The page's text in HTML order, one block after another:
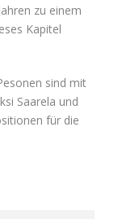
zu einem
Kapitel
sind mit
Saarela und
für die